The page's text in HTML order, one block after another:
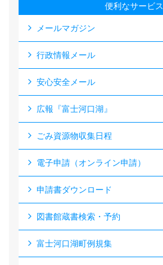
便利なサービス
メールマガジン
行政情報メール
安心安全メール
広報『富士河口湖』
ごみ資源物収集日程
電子申請（オンライン申請）
申請書ダウンロード
図書館蔵書検索・予約
富士河口湖町例規集